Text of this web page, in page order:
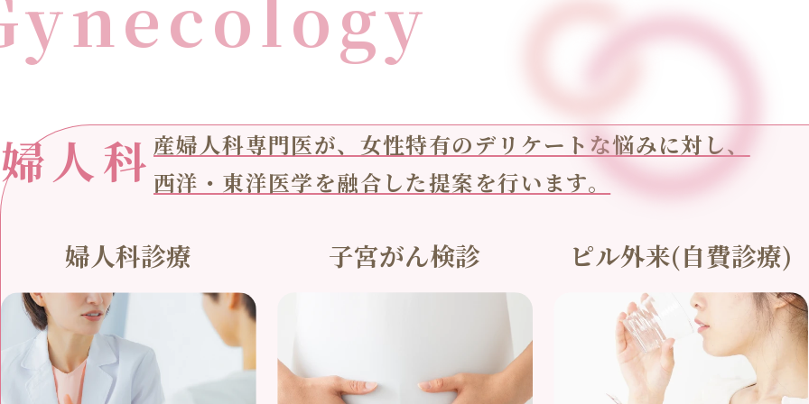
婦人科 産婦人科専門医が、女性特有のデリケートな悩みに対し、
西洋・東洋医学を融合した提案を行います。
婦人科診療 子宮がん検診 ピル外来(自費診療)